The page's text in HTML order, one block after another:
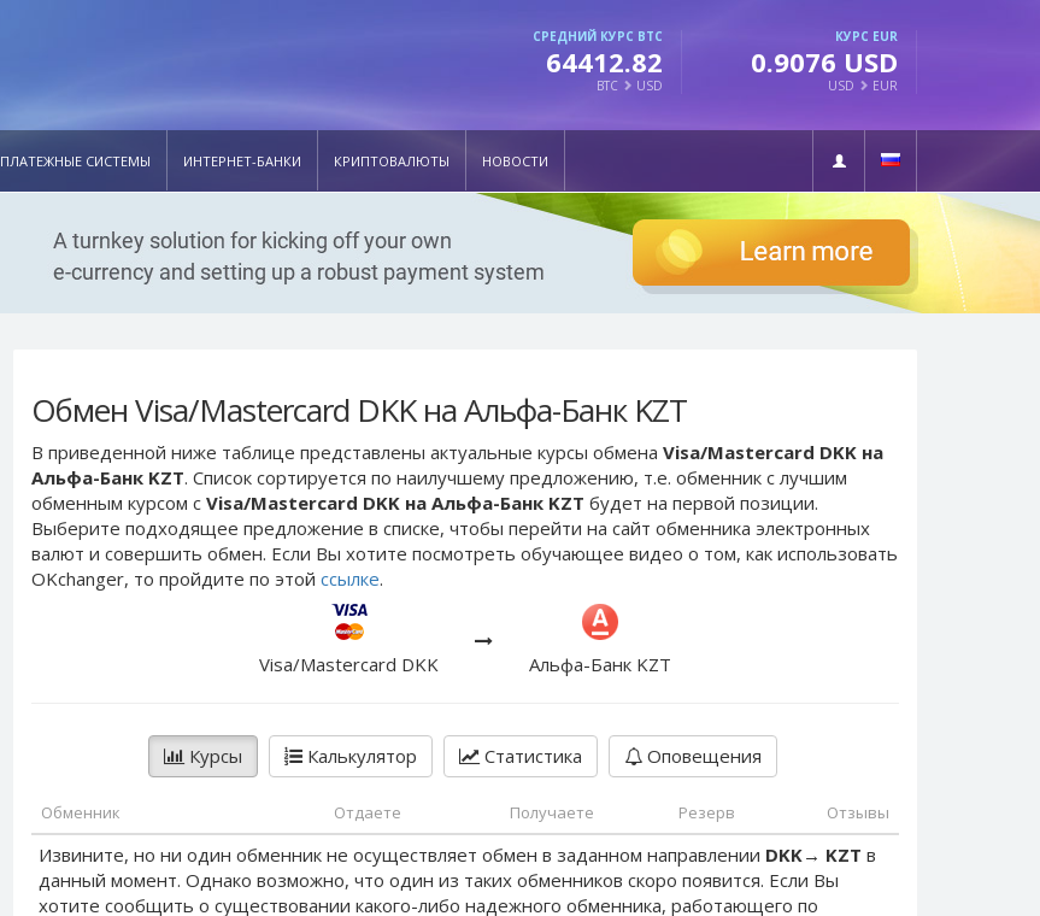
СРЕДНИЙ КУРС BTC
64412.82
BTC USD
КУРС EUR
0.9076 USD
USD EUR
ПЛАТЕЖНЫЕ СИСТЕМЫ ИНТЕРНЕТ-БАНКИ КРИПТОВАЛЮТЫ НОВОСТИ
Обмен Visa/Mastercard DKK на Альфа-Банк KZT
В приведенной ниже таблице представлены актуальные курсы обмена Visa/Mastercard DKK на
Альфа-Банк KZT. Список сортируется по наилучшему предложению, т.е. обменник с лучшим
обменным курсом с Visa/Mastercard DKK на Альфа-Банк KZT будет на первой позиции.
Выберите подходящее предложение в списке, чтобы перейти на сайт обменника электронных
валют и совершить обмен. Если Вы хотите посмотреть обучающее видео о том, как использовать
OKchanger, то пройдите по этой ссылке.
Visa/Mastercard DKK Альфа-Банк KZT
Курсы Калькулятор Статистика Оповещения
Обменник Отдаете Получаете Резерв Отзывы
Извините, но ни один обменник не осуществляет обмен в заданном направлении DKK→ KZT в
данный момент. Однако возможно, что один из таких обменников скоро появится. Если Вы
хотите сообщить о существовании какого-либо надежного обменника, работающего по